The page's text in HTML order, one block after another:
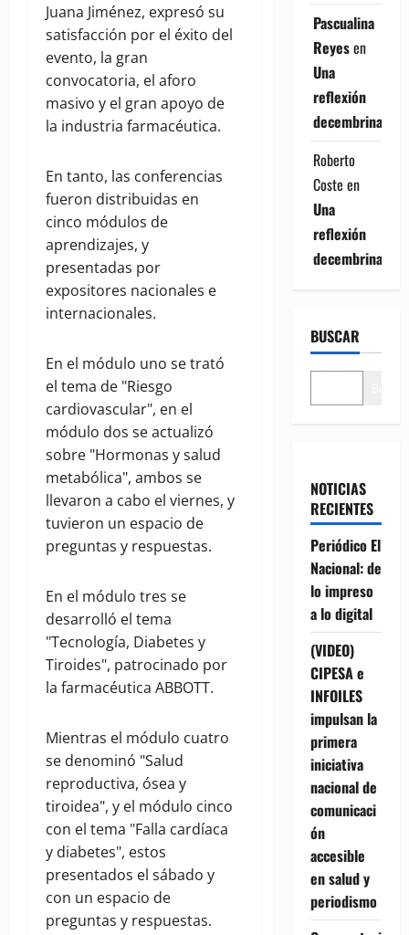
Juana Jiménez, expresó su
satisfacción por el éxito del
evento, la gran
convocatoria, el aforo
masivo y el gran apoyo de
la industria farmacéutica.
En tanto, las conferencias
fueron distribuidas en
cinco módulos de
aprendizajes, y
presentadas por
expositores nacionales e
internacionales.
En el módulo uno se trató
el tema de "Riesgo
cardiovascular", en el
módulo dos se actualizó
sobre "Hormonas y salud
metabólica", ambos se
llevaron a cabo el viernes, y
tuvieron un espacio de
preguntas y respuestas.
En el módulo tres se
desarrolló el tema
"Tecnología, Diabetes y
Tiroides", patrocinado por
la farmacéutica ABBOTT.
Mientras el módulo cuatro
se denominó "Salud
reproductiva, ósea y
tiroidea", y el módulo cinco
con el tema "Falla cardíaca
y diabetes", estos
presentados el sábado y
con un espacio de
preguntas y respuestas.
Pascualina
Reyesen
Una
reflexión
decembrina
Roberto
Coste en
Una
reflexión
decembrina
BUSCAR
NOTICIAS
RECIENTES
Periódico El
Nacional: de
lo impreso
a lo digital
(VIDEO)
CIPESA e
INFOILES
impulsan la
primera
iniciativa
nacional de
comunicaci
ón
accesible
en salud y
periodismo